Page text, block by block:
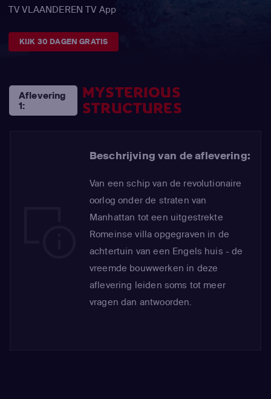
TV VLAANDEREN TV App
KIJK 30 DAGEN GRATIS
Aflevering
1:
MYSTERIOUS
STRUCTURES
Beschrijving van de aflevering:
Van een schip van de revolutionaire
oorlog onder de straten van
Manhattan tot een uitgestrekte
Romeinse villa opgegraven in de
achtertuin van een Engels huis - de
vreemde bouwwerken in deze
aflevering leiden soms tot meer
vragen dan antwoorden.